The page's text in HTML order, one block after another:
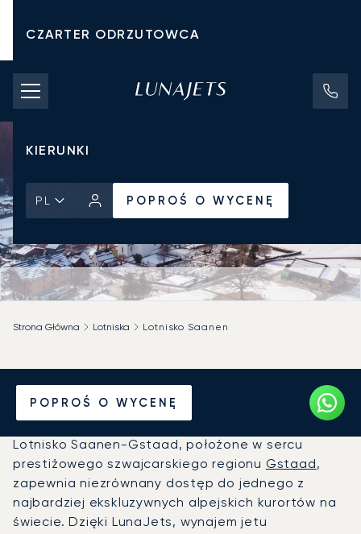
CZARTER ODRZUTOWCA
KOSZTY CZARTERU
PRYWATNE ODRZUTOWCE
KIERUNKI
PL POPROŚ O WYCENĘ
POPROŚ O WYCENĘ
Strona Główna Lotniska Lotnisko Saanen
Prywatny odrzutowiec na
Lotnisko Saanen (ZKC)
Lotnisko Saanen-Gstaad, położone w sercu
prestiżowego szwajcarskiego regionu Gstaad,
zapewnia niezrównany dostęp do jednego z
najbardziej ekskluzywnych alpejskich kurortów na
świecie. Dzięki LunaJets, wynajem jetu